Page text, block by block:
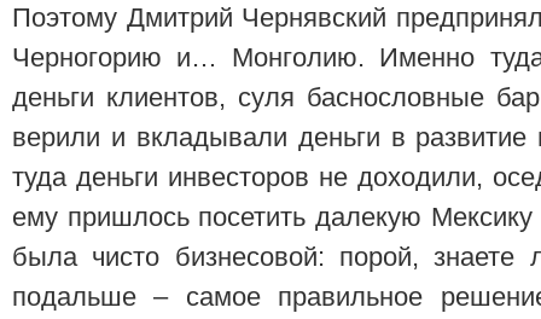
Поэтому Дмитрий Чернявский
Черногорию и… Монголию. Именно
деньги клиентов, суля баснословные
верили и вкладывали деньги в развитие
туда деньги инвесторов не доходили,
ему пришлось посетить далекую
была чисто бизнесовой: порой, знаете
подальше – самое правильное